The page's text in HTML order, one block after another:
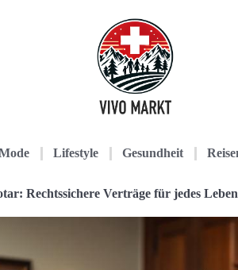
Lifestyle Gesundheit
Rechtssichere Verträge für jedes